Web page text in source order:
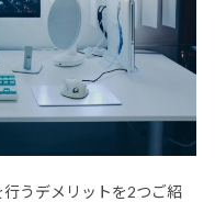
うデメリットを2つご紹